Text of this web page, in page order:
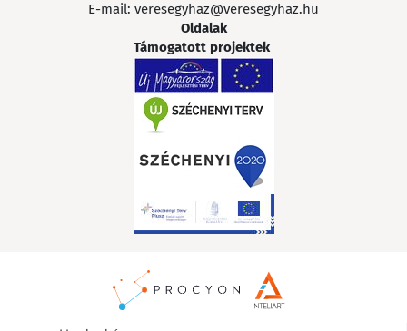
E-mail: veresegyhaz@veresegyhaz.hu
Oldalak
Támogatott projektek